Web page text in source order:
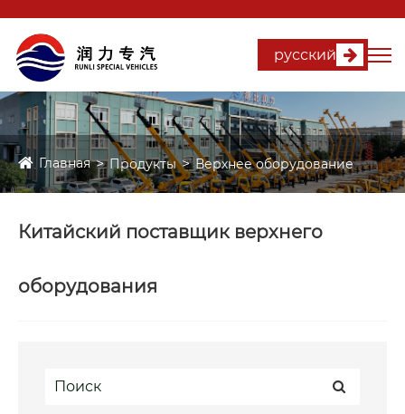
русский
Главная Продукты Верхнее оборудование
Китайский поставщик верхнего
оборудования